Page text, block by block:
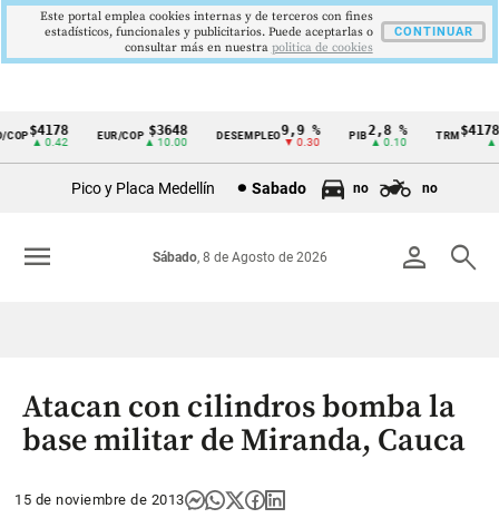
Cintillo
Colombia
$4178
▲ 0.42
EUR/COP $3648
▲ 10.00
DESEMPLEO 9,9 %
▼ 0.30
PIB2,8 %
▲ 0.10
TRM
▲
Pico y Placa Medellín Sabado no no
person search
Sábado, 8 de Agosto de 2026
menu
Atacan con cilindros bomba la
base militar de Miranda, Cauca
15 de noviembre de 2013
Este portal emplea cookies internas y de terceros con fines
estadísticos, funcionales y publicitarios. Puede aceptarlas o
consultar más en nuestra politica de cookies
CONTINUAR